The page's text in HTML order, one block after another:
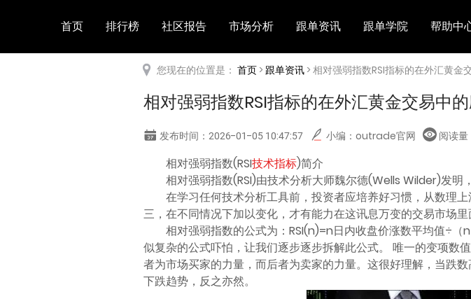
首页 排行榜 社区报告 市场分析 跟单资讯 跟单学院 帮助中
您现在的位置是： 首页>跟单资讯> 相对强弱指数RSI指标的在外汇黄金
相对强弱指数RSI指标的在外汇黄金交易中
发布时间：2026-01-05 10:47:57 小编：outrade官网 阅读量
相对强弱指数(RSI技术指标)简介
相对强弱指数(RSI)由技术分析大师魏尔德(Wells Wilder)发明
在学习任何技术分析工具前，投资者应培养好习惯，从数理
三，在不同情况下加以变化，才有能力在这讯息万变的交易市场
相对强弱指数的公式为：RSI(n)=n日内收盘价涨数平均值÷
似复杂的公式吓怕，让我们逐步逐步拆解此公式。 唯一的变项
者为市场买家的力量，而后者为卖家的力量。这很好理解，当跌
下跌趋势，反之亦然。